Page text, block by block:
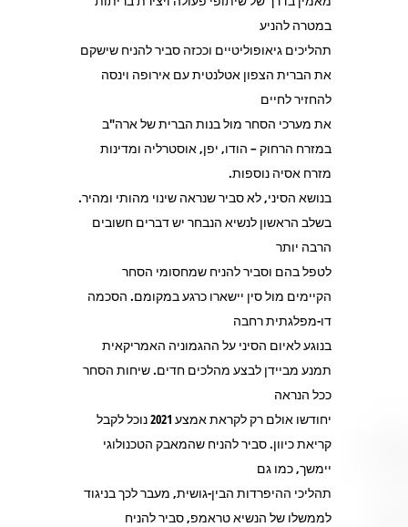
במטרה להניע
תהליכים גיאופוליטיים וככזה סביר להניח שישקם
את הברית הצפון אטלנטית עם אירופה וינסה
להחזיר לחיים
את מערכי הסחר מול בנות הברית של ארה"ב
במזרח הרחוק – הודו, יפן, אוסטרליה ומדינות
מזרח אסיה נוספות.
בנושא הסיני, לא סביר שנראה שינוי מהותי ומהיר.
בשלב הראשון לנשיא הנבחר יש דברים חשובים
הרבה יותר
לטפל בהם וסביר להניח שמחסומי הסחר
הקיימים מול סין יישארו כרגע במקומם. הסכמה
דו-מפלגתית רחבה
בנוגע לאיום הסיני על ההגמוניה האמריקאית
תמנע מביידן לבצע מהלכים חדים. שיחות הסחר
ככל הנראה
יחודשו אולם רק לקראת אמצע 2021 נוכל לקבל
קריאת כיוון. סביר להניח שהמאבק הטכנולוגי
יימשך, כמו גם
תהליכי ההיפרדות הבין-גושית, מעבר לכך בניגוד
לממשלו של הנשיא טראמפ, סביר להניח